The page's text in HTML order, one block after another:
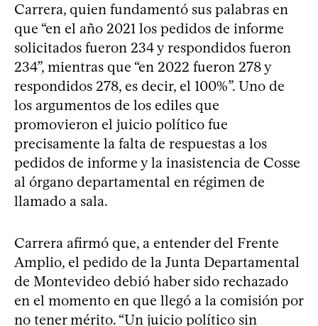
Carrera, quien fundamentó sus palabras en
que “en el año 2021 los pedidos de informe
solicitados fueron 234 y respondidos fueron
234”, mientras que “en 2022 fueron 278 y
respondidos 278, es decir, el 100%”. Uno de
los argumentos de los ediles que
promovieron el juicio político fue
precisamente la falta de respuestas a los
pedidos de informe y la inasistencia de Cosse
al órgano departamental en régimen de
llamado a sala.
Carrera afirmó que, a entender del Frente
Amplio, el pedido de la Junta Departamental
de Montevideo debió haber sido rechazado
en el momento en que llegó a la comisión por
no tener mérito. “Un juicio político sin